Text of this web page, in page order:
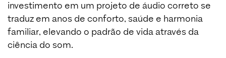
investimento em um projeto de áudio correto se
traduz em anos de conforto, saúde e harmonia
familiar, elevando o padrão de vida através da
ciência do som.